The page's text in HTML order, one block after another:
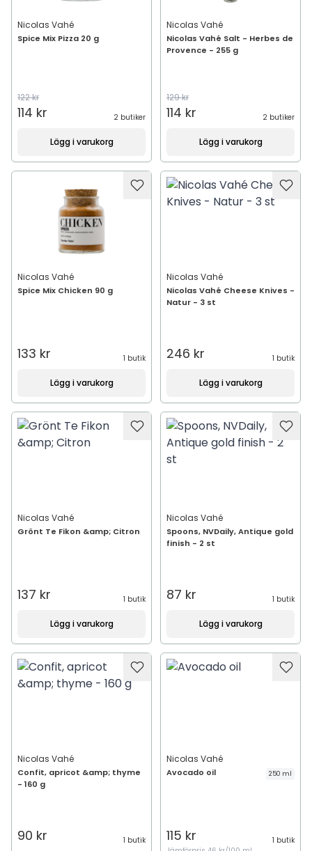
Nicolas Vahé
Spice Mix Pizza 20 g
122 kr
114 kr 2 butiker
Lägg i varukorg
Nicolas Vahé
Nicolas Vahé Salt - Herbes de
Provence - 255 g
129 kr
114 kr 2 butiker
Lägg i varukorg
Nicolas Vahé
Spice Mix Chicken 90 g
133 kr 1 butik
Lägg i varukorg
Nicolas Vahé
Nicolas Vahé Cheese Knives -
Natur - 3 st
246 kr 1 butik
Lägg i varukorg
Nicolas Vahé
Grönt Te Fikon &amp; Citron
137 kr 1 butik
Lägg i varukorg
Nicolas Vahé
Spoons, NVDaily, Antique gold
finish - 2 st
87 kr 1 butik
Lägg i varukorg
Nicolas Vahé
Confit, apricot &amp; thyme
- 160 g
90 kr 1 butik
Nicolas Vahé
Avocado oil 250 ml
115 kr
1 butik